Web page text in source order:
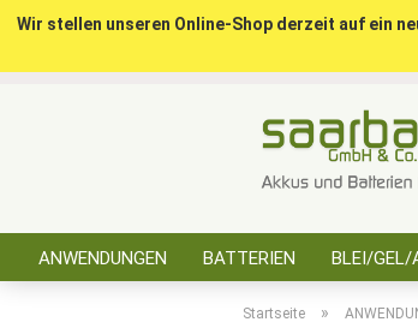
Wir stellen unseren Online-Shop derzeit auf ein
ANWENDUNGEN BATTERIEN BLEI/GEL/
Startseite »